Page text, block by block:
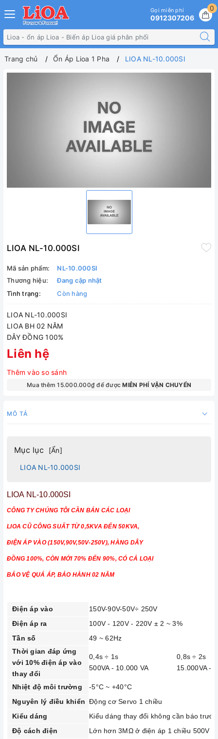
0
Gọi miễn phí
0912307206
Trang chủ Ổn Áp Lioa 1 Pha LIOA NL-10.000SI
LIOA NL-10.000SI
Mã sản phẩm:
NL-10.000SI
Thương hiệu:
Đang cập nhật
Tình trạng:
Còn hàng
LIOA NL-10.000SI
LIOA BH 02 NĂM
DÂY ĐỒNG 100%
Liên hệ
Thêm vào so sánh
Mua thêm 15.000.000₫ để đượcMIỄN PHÍ VẬN CHUYỂN
MÔ TẢ
Mục lục [Ẩn]
LIOA NL-10.000SI
LIOA NL-10.000SI
CÔNG TY CHÚNG TÔI CẦN BÁN CÁC LOẠI
LIOA CŨ CÔNG SUẤT TỪ 0,5KVA ĐẾN 50KVA,
ĐIỆN ÁP VÀO (150V,90V,50V-250V), HÀNG DÂY
ĐỒNG 100%, CÒN MỚI 70% ĐẾN 90%, CÓ CẢ LOẠI
BẢO VỆ QUÁ ÁP, BẢO HÀNH 02 NĂM
Điện áp vào
150V-90V-50V÷ 250V
Điện áp ra
100V - 120V - 220V ± 2 ~ 3%
Tần số
49 ~ 62Hz
Thời gian đáp ứng
với 10% điện áp vào
thay đổi
0,4s ÷ 1s
500VA - 10.000 VA
0,8s ÷ 2s
15.000VA -
Nhiệt độ môi trường
-5°C ~ +40°C
Nguyên lý điều khiển Động cơ Servo 1 chiều
Kiểu dáng
Kiểu dáng thay đổi không cần báo trước
Độ cách điện
Lớn hơn 3MΩ ở điện áp 1 chiều 500V